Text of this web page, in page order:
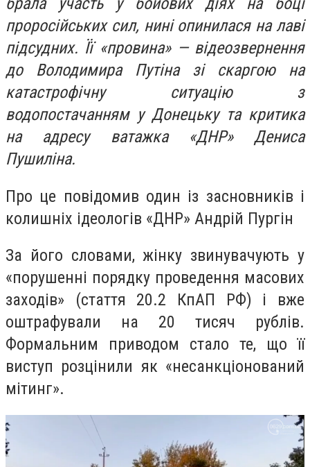
проросійських сил, нині опинилася на лаві
підсудних. Її «провина» — відеозвернення
до Володимира Путіна зі скаргою на
катастрофічну ситуацію з
водопостачанням у Донецьку та критика
на адресу ватажка «ДНР» Дениса
Пушиліна.
Про це повідомив один із засновників і
колишніх ідеологів «ДНР» Андрій Пургін
За його словами, жінку звинувачують у
«порушенні порядку проведення масових
заходів» (стаття 20.2 КпАП РФ) і вже
оштрафували на 20 тисяч рублів.
Формальним приводом стало те, що її
виступ розцінили як «несанкціонований
мітинг».